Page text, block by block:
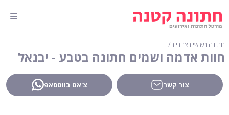
חתונה בשישי בצהריים∕
חוות אדמה ושמים חתונה בטבע - יבנאל
צור קשר צ'אט בווטסאפ